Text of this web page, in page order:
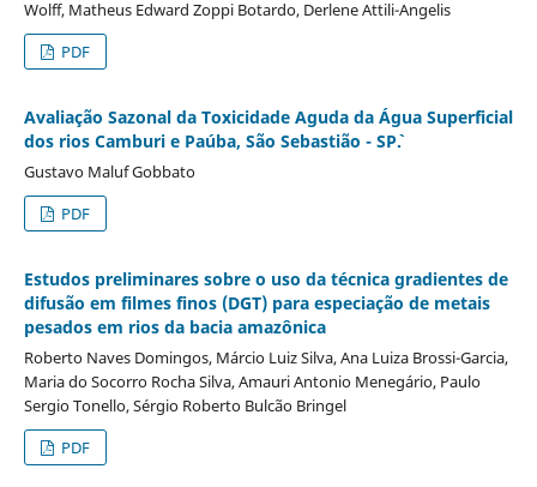
Wolff, Matheus Edward Zoppi Botardo, Derlene Attili-Angelis
PDF
Avaliação Sazonal da Toxicidade Aguda da Água Superficial
dos rios Camburi e Paúba, São Sebastião - SP`.
Gustavo Maluf Gobbato
PDF
Estudos preliminares sobre o uso da técnica gradientes de
difusão em filmes finos (DGT) para especiação de metais
pesados em rios da bacia amazônica
Roberto Naves Domingos, Márcio Luiz Silva, Ana Luiza Brossi-Garcia,
Maria do Socorro Rocha Silva, Amauri Antonio Menegário, Paulo
Sergio Tonello, Sérgio Roberto Bulcão Bringel
PDF